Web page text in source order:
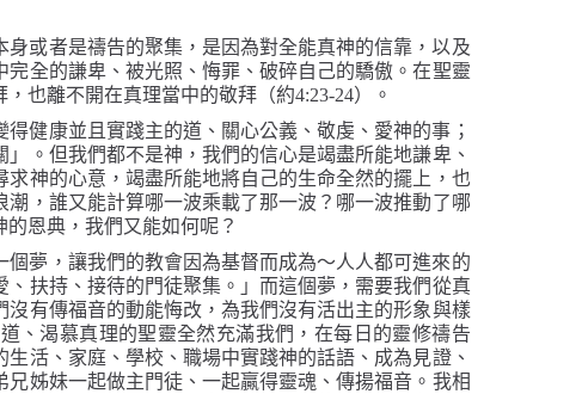
或者是禱告的聚集，是因為對全能真神的信靠，以及
全的謙卑、被光照、悔罪、破碎自己的驕傲。在聖靈
也離不開在真理當中的敬拜（約4:23-24）。
健康並且實踐主的道、關心公義、敬虔、愛神的事；
。但我們都不是神，我們的信心是竭盡所能地謙卑、
神的心意，竭盡所能地將自己的生命全然的擺上，也
，誰又能計算哪一波乘載了那一波？哪一波推動了哪
恩典，我們又能如何呢？
夢，讓我們的教會因為基督而成為～人人都可進來的
扶持、接待的門徒聚集。」而這個夢，需要我們從真
有傳福音的動能悔改，為我們沒有活出主的形象與樣
、渴慕真理的聖靈全然充滿我們，在每日的靈修禱告
活、家庭、學校、職場中實踐神的話語、成為見證、
姊妹一起做主門徒、一起贏得靈魂、傳揚福音。我相